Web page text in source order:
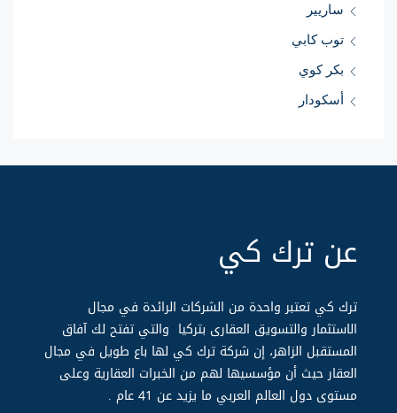
ساريير
توب كابي
بكر كوي
أسكودار
عن ترك كي
ترك كي تعتبر واحدة من الشركات الرائدة في مجال
الاستثمار والتسويق العقارى بتركيا والتي تفتح لك آفاق
المستقبل الزاهر، إن شركة ترك كي لها باع طويل في مجال
العقار حيث أن مؤسسيها لهم من الخبرات العقارية وعلى
مستوى دول العالم العربي ما يزيد عن 14 عام .